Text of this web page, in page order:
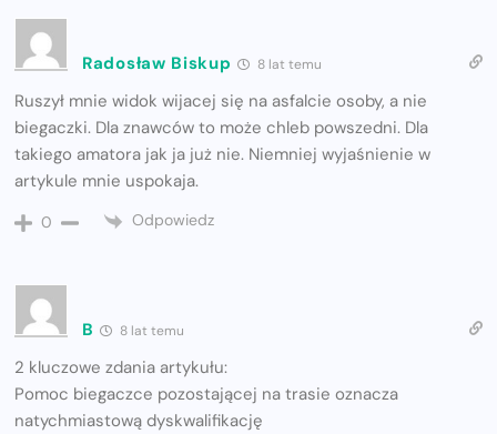
Radosław Biskup 8 lat temu
Ruszył mnie widok wijacej się na asfalcie osoby, a nie
biegaczki. Dla znawców to może chleb powszedni. Dla
takiego amatora jak ja już nie. Niemniej wyjaśnienie w
artykule mnie uspokaja.
0 Odpowiedz
B 8 lat temu
2 kluczowe zdania artykułu:
Pomoc biegaczce pozostającej na trasie oznacza
natychmiastową dyskwalifikację